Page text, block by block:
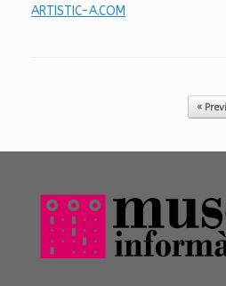
ARTISTIC-A.COM
«